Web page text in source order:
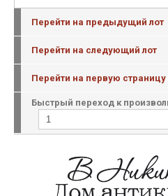
Перейти на предыдущий лот
Перейти на следующий лот
Перейти на первую страницу
Быстрый переход к